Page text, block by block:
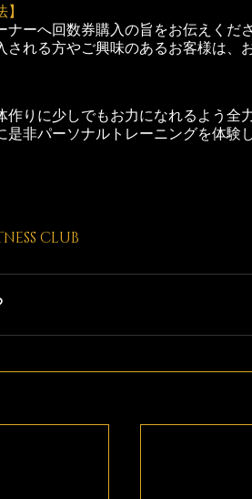
ナーへ回数券購入の旨をお伝えくだ
される方やご興味のあるお客様は、
作りに少しでもお力になれるよう全
是非パーソナルトレーニングを体験
CLUB